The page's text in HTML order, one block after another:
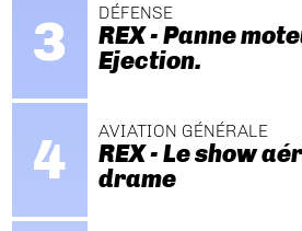
DÉFENSE
REX - Panne
Ejection.
AVIATION GÉNÉRALE
REX - Le show
drame